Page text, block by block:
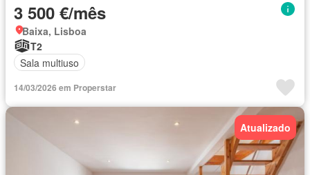
3 500 €/mês
Baixa, Lisboa
T2
Sala multiuso
14/03/2026 em Properstar
Atualizado